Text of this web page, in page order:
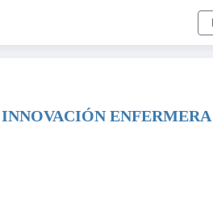
ENFERMERA